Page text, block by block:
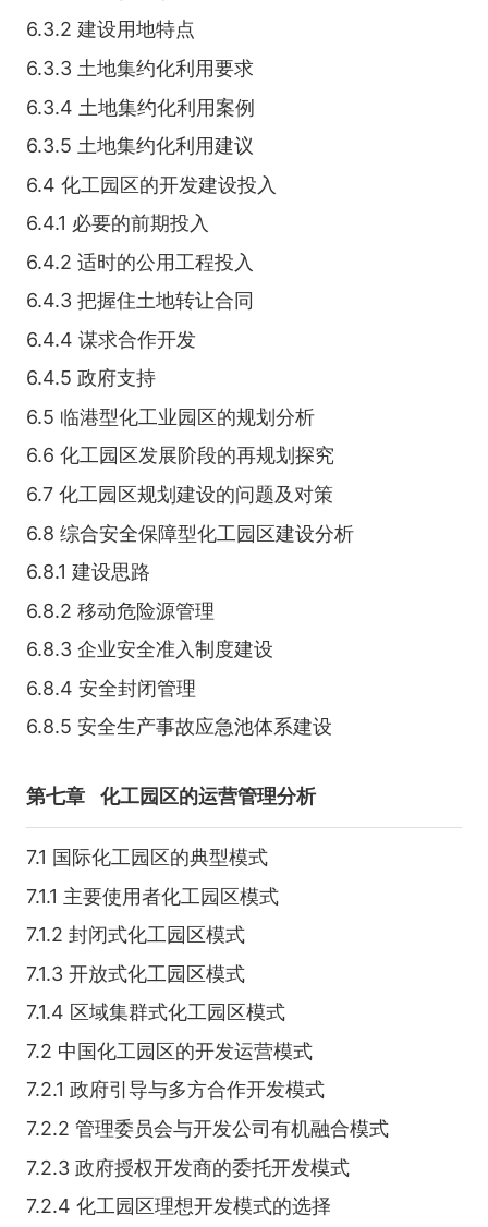
6.3.2 建设用地特点
6.3.3 土地集约化利用要求
6.3.4 土地集约化利用案例
6.3.5 土地集约化利用建议
6.4 化工园区的开发建设投入
6.4.1 必要的前期投入
6.4.2 适时的公用工程投入
6.4.3 把握住土地转让合同
6.4.4 谋求合作开发
6.4.5 政府支持
6.5 临港型化工业园区的规划分析
6.6 化工园区发展阶段的再规划探究
6.7 化工园区规划建设的问题及对策
6.8 综合安全保障型化工园区建设分析
6.8.1 建设思路
6.8.2 移动危险源管理
6.8.3 企业安全准入制度建设
6.8.4 安全封闭管理
6.8.5 安全生产事故应急池体系建设
第七章 化工园区的运营管理分析
7.1 国际化工园区的典型模式
7.1.1 主要使用者化工园区模式
7.1.2 封闭式化工园区模式
7.1.3 开放式化工园区模式
7.1.4 区域集群式化工园区模式
7.2 中国化工园区的开发运营模式
7.2.1 政府引导与多方合作开发模式
7.2.2 管理委员会与开发公司有机融合模式
7.2.3 政府授权开发商的委托开发模式
7.2.4 化工园区理想开发模式的选择